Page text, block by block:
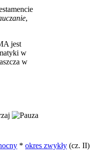
,
jest
w
w
* okres zwykły (cz. II)